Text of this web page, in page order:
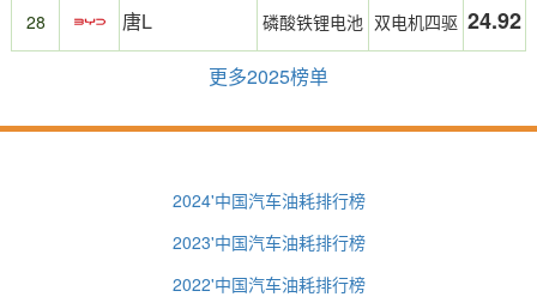
28 唐L 磷酸铁锂电池 双电机四驱 24.92
更多2025榜单
2024'中国汽车油耗排行榜
2023'中国汽车油耗排行榜
2022'中国汽车油耗排行榜